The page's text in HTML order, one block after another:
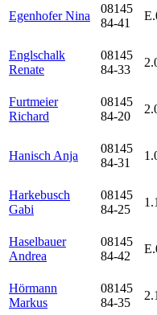
Egenhofer Nina
08145
84-41
Englschalk
Renate
08145
84-33
Furtmeier
Richard
08145
84-20
Hanisch Anja
08145
84-31
Harkebusch
Gabi
08145
84-25
Haselbauer
Andrea
08145
84-42
Hörmann
Markus
08145
84-35